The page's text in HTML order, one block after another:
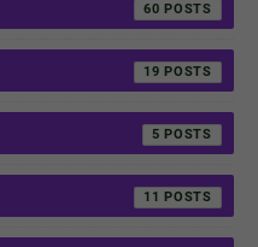
60
19
5
11